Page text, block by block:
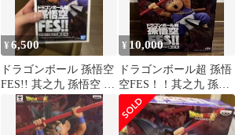
之四【14日以内発送】
¥6,500
ドラゴンボール 孫悟空
FES!! 其之九 孫悟空 フ
ィギュア
¥ 10,000
ドラゴンボール超 孫悟
空FES！！其之九 孫悟
空